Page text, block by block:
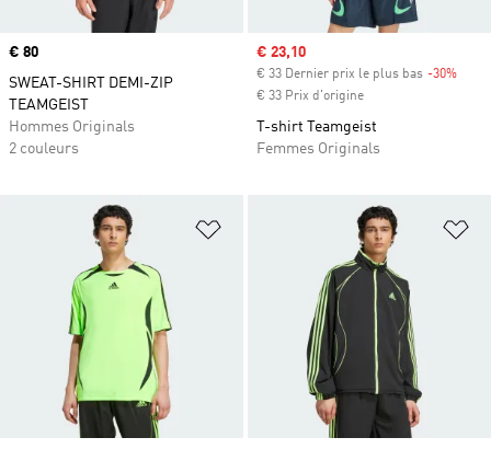
Prix
€ 80
SWEAT-SHIRT DEMI-ZIP
TEAMGEIST
Hommes Originals
2 couleurs
Prix soldé
€ 23,10
€ 33 Dernier prix le plus bas -30%
€ 33 Prix d'origine
T-shirt Teamgeist
Femmes Originals
Ajouter à la Liste de produits